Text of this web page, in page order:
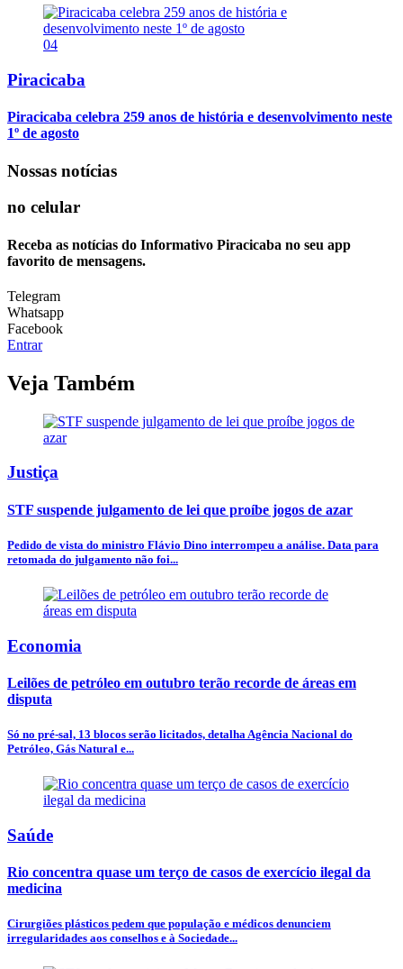
04
Piracicaba
Piracicaba celebra 259 anos de história e desenvolvimento neste
1º de agosto
Nossas notícias
no celular
Receba as notícias do Informativo Piracicaba no seu app
favorito de mensagens.
Telegram
Whatsapp
Facebook
Entrar
Veja Também
Justiça
STF suspende julgamento de lei que proíbe jogos de azar
Pedido de vista do ministro Flávio Dino interrompeu a análise. Data para
retomada do julgamento não foi...
Economia
Leilões de petróleo em outubro terão recorde de áreas em
disputa
Só no pré-sal, 13 blocos serão licitados, detalha Agência Nacional do
Petróleo, Gás Natural e...
Saúde
Rio concentra quase um terço de casos de exercício ilegal da
medicina
Cirurgiões plásticos pedem que população e médicos denunciem
irregularidades aos conselhos e à Sociedade...